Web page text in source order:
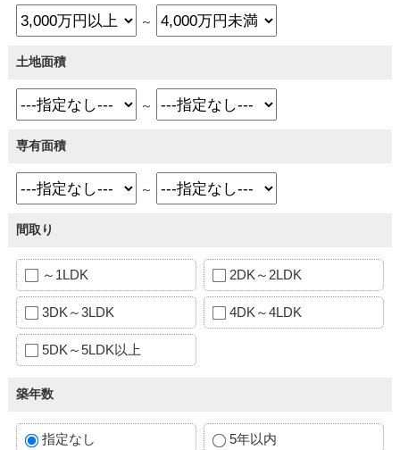
～
土地面積
～
専有面積
～
間取り
～1LDK 2DK～2LDK
3DK～3LDK 4DK～4LDK
5DK～5LDK以上
築年数
指定なし 5年以内